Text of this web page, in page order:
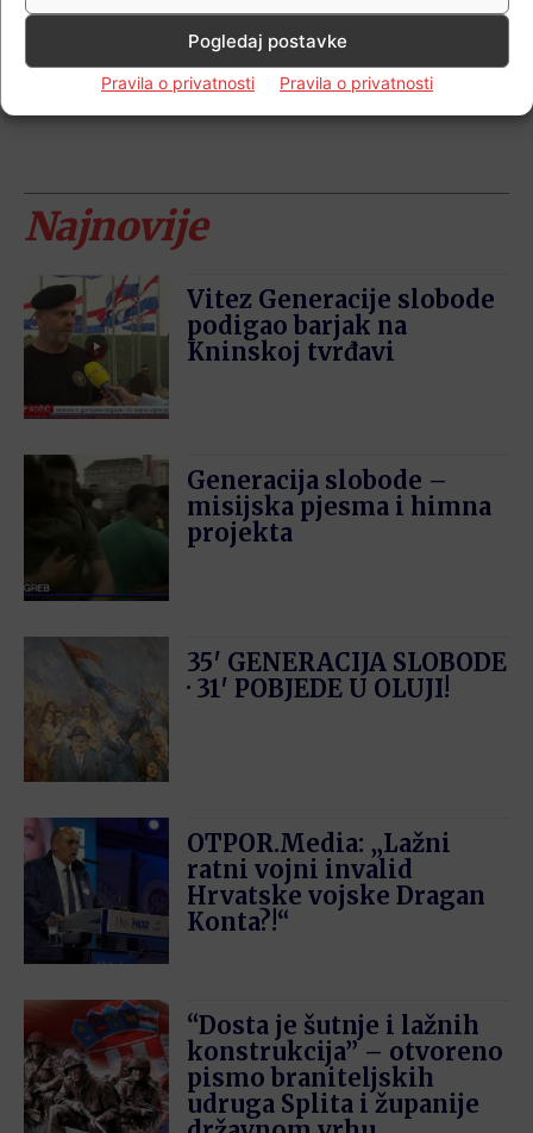
Pogledaj postavke
Pravila o privatnosti Pravila o privatnosti
Naše je rodoljublje kršćansko.
Kardinal Franjo Kuharić
Najnovije
Vitez Generacije slobode
podigao barjak na
Kninskoj tvrđavi
Generacija slobode –
misijska pjesma i himna
projekta
35′ GENERACIJA SLOBODE
· 31′ POBJEDE U OLUJI!
OTPOR.Media: „Lažni
ratni vojni invalid
Hrvatske vojske Dragan
Konta?!“
“Dosta je šutnje i lažnih
konstrukcija” – otvoreno
pismo braniteljskih
udruga Splita i županije